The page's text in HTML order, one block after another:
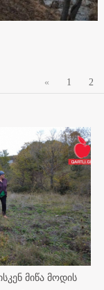
« 1 2
მიწა მოდის